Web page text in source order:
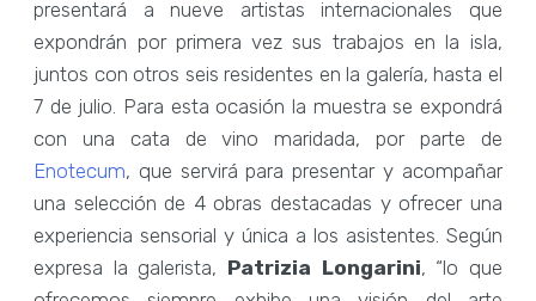
presentará a nueve artistas internacionales que
expondrán por primera vez sus trabajos en la isla,
juntos con otros seis residentes en la galería, hasta el
7 de julio. Para esta ocasión la muestra se expondrá
con una cata de vino maridada, por parte de
Enotecum, que servirá para presentar y acompañar
una selección de 4 obras destacadas y ofrecer una
experiencia sensorial y única a los asistentes. Según
expresa la galerista, Patrizia Longarini, “lo que